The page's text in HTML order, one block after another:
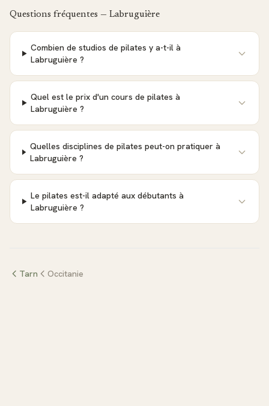
Questions fréquentes — Labruguière
Combien de studios de pilates y a-t-il à
Labruguière ?
Quel est le prix d'un cours de pilates à
Labruguière ?
Quelles disciplines de pilates peut-on pratiquer à
Labruguière ?
Le pilates est-il adapté aux débutants à
Labruguière ?
Tarn Occitanie